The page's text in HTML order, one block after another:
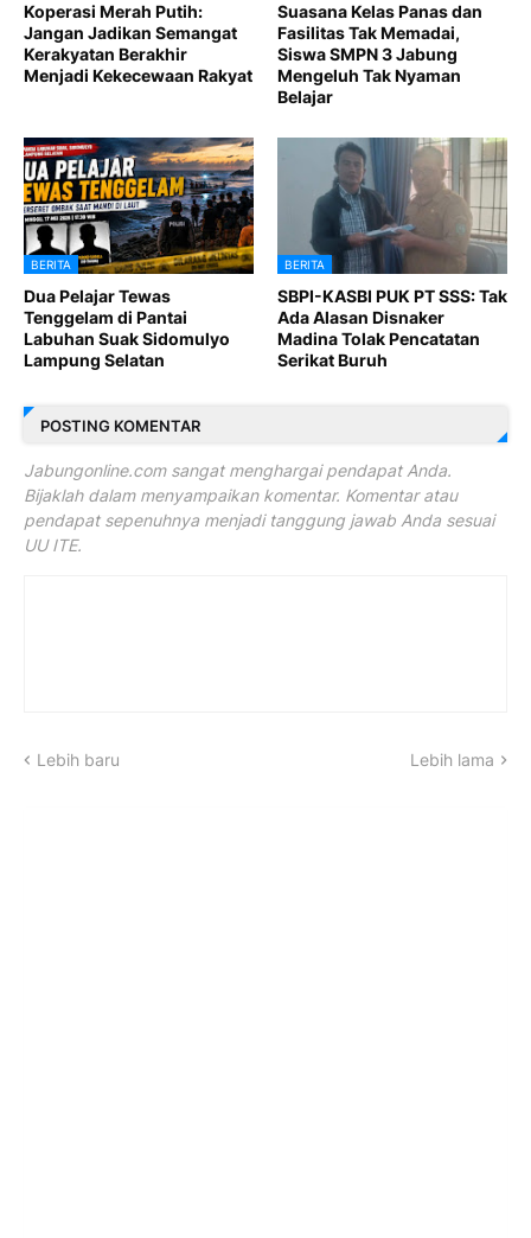
Koperasi Merah Putih:
Jangan Jadikan Semangat
Kerakyatan Berakhir
Menjadi Kekecewaan Rakyat
Suasana Kelas Panas dan
Fasilitas Tak Memadai,
Siswa SMPN 3 Jabung
Mengeluh Tak Nyaman
Belajar
BERITA
Dua Pelajar Tewas
Tenggelam di Pantai
Labuhan Suak Sidomulyo
Lampung Selatan
BERITA
SBPI-KASBI PUK PT SSS: Tak
Ada Alasan Disnaker
Madina Tolak Pencatatan
Serikat Buruh
POSTING KOMENTAR
Jabungonline.com sangat menghargai pendapat Anda.
Bijaklah dalam menyampaikan komentar. Komentar atau
pendapat sepenuhnya menjadi tanggung jawab Anda sesuai
UU ITE.
Lebih baru Lebih lama